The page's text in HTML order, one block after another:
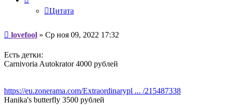
Цитата
Сообщение
lovefool » Ср ноя 09, 2022 17:32
Есть детки:
Carnivoria Autokrator 4000 рублей
https://eu.zonerama.com/Extraordinarypl ... /215487338
Hanika's butterfly 3500 рублей